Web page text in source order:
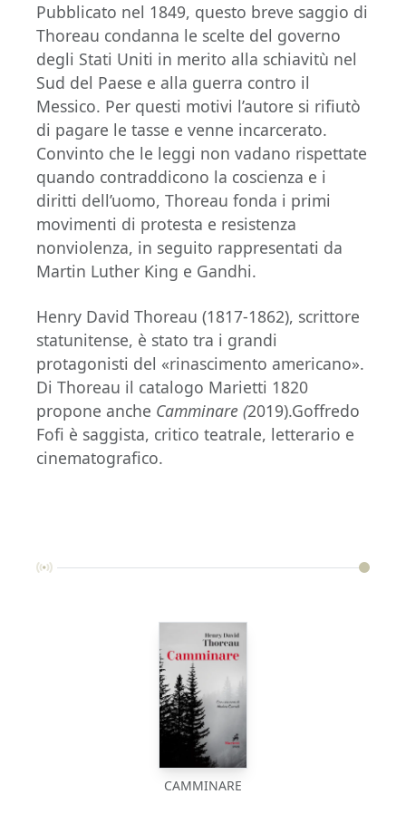
Pubblicato nel 1849, questo breve saggio di
Thoreau condanna le scelte del governo
degli Stati Uniti in merito alla schiavitù nel
Sud del Paese e alla guerra contro il
Messico. Per questi motivi l’autore si rifiutò
di pagare le tasse e venne incarcerato.
Convinto che le leggi non vadano rispettate
quando contraddicono la coscienza e i
diritti dell’uomo, Thoreau fonda i primi
movimenti di protesta e resistenza
nonviolenza, in seguito rappresentati da
Martin Luther King e Gandhi.
Henry David Thoreau (1817-1862), scrittore
statunitense, è stato tra i grandi
protagonisti del «rinascimento americano».
Di Thoreau il catalogo Marietti 1820
propone anche Camminare (2019).Goffredo
Fofi è saggista, critico teatrale, letterario e
cinematografico.
CAMMINARE